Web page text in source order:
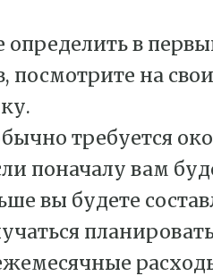
определить в
посмотрите на
требуется
поначалу вам
вы будете